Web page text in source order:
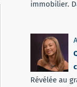
immobilier.
Révélée au